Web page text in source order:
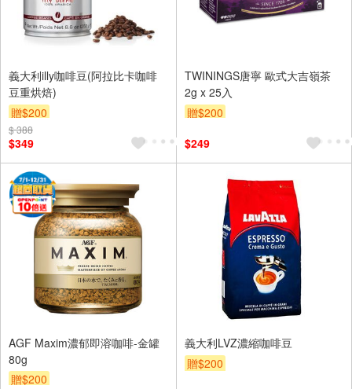
義大利illy咖啡豆(阿拉比卡咖啡
豆重烘焙)
贈$200
$ 388
$349
TWININGS唐寧 歐式大吉嶺茶
2g x 25入
贈$200
$249
AGF Maxim濃郁即溶咖啡-金罐
80g
贈$200
義大利LVZ濃縮咖啡豆
贈$200